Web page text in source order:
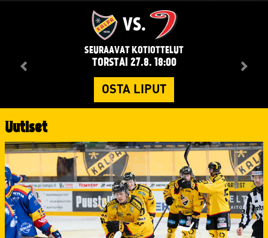
SEURAAVAT KOTIOTTELUT
TORSTAI 27.8. 18:00
VS.
OSTA LIPUT
Uutiset